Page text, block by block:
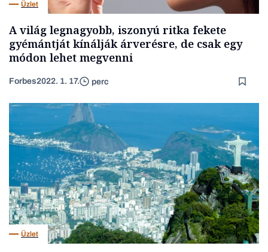
Üzlet
A világ legnagyobb, iszonyú ritka fekete
gyémántját kínálják árverésre, de csak egy
módon lehet megvenni
Forbes2022. 1. 17. perc
Üzlet